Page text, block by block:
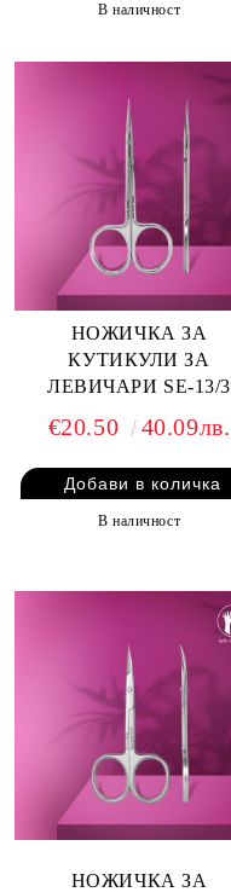
В наличност
НОЖИЧКА ЗА
КУТИКУЛИ ЗА
ЛЕВИЧАРИ SE-13/3
€20.50 40.09лв.
В наличност
НОЖИЧКА ЗА